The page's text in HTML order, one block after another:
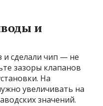
и
и сделали чип — не
зазоры клапанов
На
увеличивать на
значений.